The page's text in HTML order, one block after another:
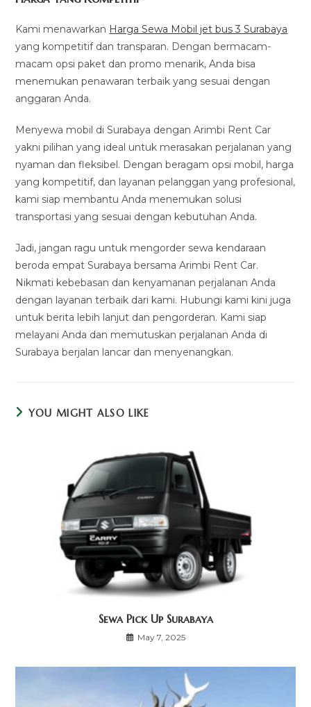
Kami menawarkan Harga Sewa Mobil jet bus 3 Surabaya
yang kompetitif dan transparan. Dengan bermacam-
macam opsi paket dan promo menarik, Anda bisa
menemukan penawaran terbaik yang sesuai dengan
anggaran Anda.
Menyewa mobil di Surabaya dengan Arimbi Rent Car
yakni pilihan yang ideal untuk merasakan perjalanan yang
nyaman dan fleksibel. Dengan beragam opsi mobil, harga
yang kompetitif, dan layanan pelanggan yang profesional,
kami siap membantu Anda menemukan solusi
transportasi yang sesuai dengan kebutuhan Anda.
Jadi, jangan ragu untuk mengorder sewa kendaraan
beroda empat Surabaya bersama Arimbi Rent Car.
Nikmati kebebasan dan kenyamanan perjalanan Anda
dengan layanan terbaik dari kami. Hubungi kami kini juga
untuk berita lebih lanjut dan pengorderan. Kami siap
melayani Anda dan memutuskan perjalanan Anda di
Surabaya berjalan lancar dan menyenangkan.
YOU MIGHT ALSO LIKE
Sewa Pick Up Surabaya
May 7, 2025